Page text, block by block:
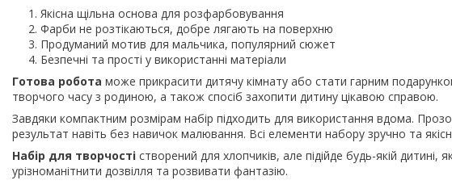
Якісна щільна основа для розфарбовування
Фарби не розтікаються, добре лягають на поверхню
Продуманий мотив для мальчика, популярний сюжет
Безпечні та прості у використанні матеріали
Готова робота може прикрасити дитячу кімнату або стати гарним
творчого часу з родиною, а також спосіб захопити дитину цікавою справою.
Завдяки компактним розмірам набір підходить для використання вдома.
результат навіть без навичок малювання. Всі елементи набору зручно та
Набір для творчості створений для хлопчиків, але підійде будь-якій
урізноманітнити дозвілля та розвивати фантазію.